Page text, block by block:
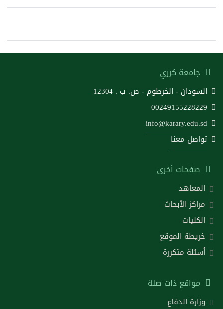
جامعة كرري
السودان - الخرطوم - ص. ب . 12304
00249155228229
info@karary.edu.sd
تواصل معنا
صفحات أخرى
المعاهد
مراكز الأبحاث
الكليات
خريطة الموقع
أسئلة متكررة
مواقع ذات صلة
وزارة الدفاع